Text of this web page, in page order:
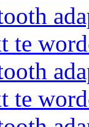
te
te